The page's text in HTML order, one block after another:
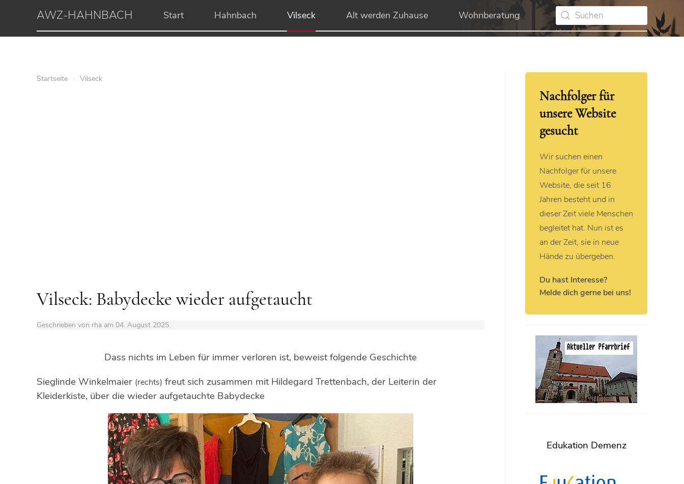
AWZ-HAHNBACH Start Hahnbach Vilseck Alt werden Zuhause Wohnberatung
Startseite Vilseck
Vilseck: Babydecke wieder aufgetaucht
Geschrieben von rha am 04. August 2025.
Dass nichts im Leben für immer verloren ist, beweist folgende Geschichte
Sieglinde Winkelmaier (rechts) freut sich zusammen mit Hildegard Trettenbach, der Leiterin der
Kleiderkiste, über die wieder aufgetauchte Babydecke
Nachfolger für
unsere Website
gesucht
Wir suchen einen
Nachfolger für unsere
Website, die seit 16
Jahren besteht und in
dieser Zeit viele Menschen
begleitet hat. Nun ist es
an der Zeit, sie in neue
Hände zu übergeben.
Du hast Interesse?
Melde dich gerne bei uns!
Edukation Demenz